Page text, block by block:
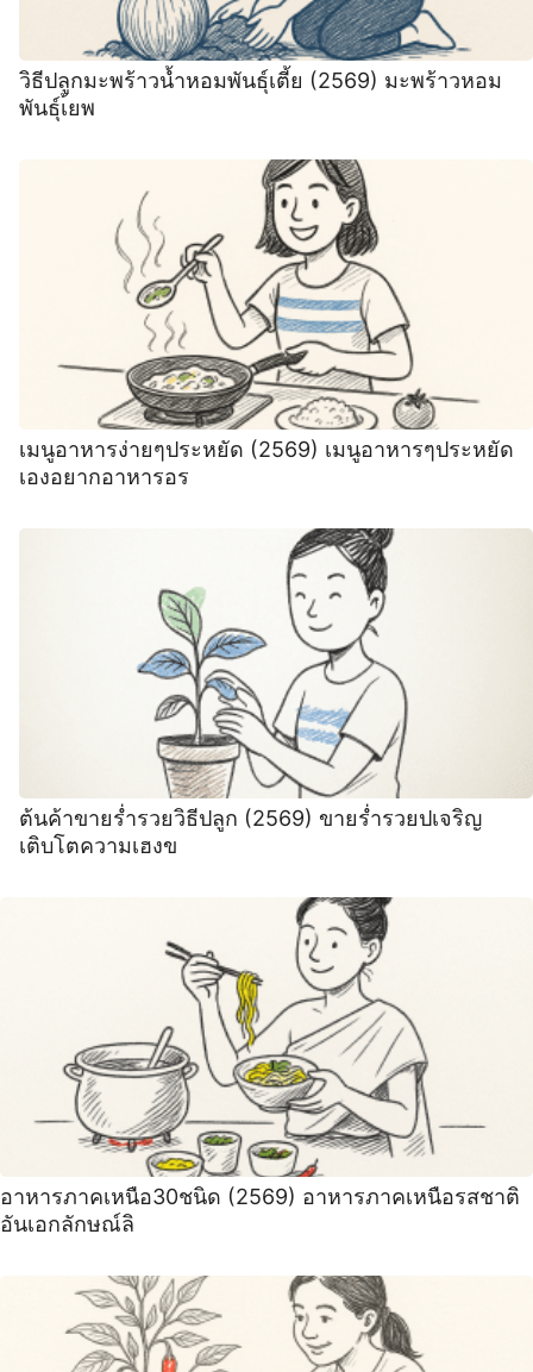
วิธีปลูกมะพร้าวน้ำหอมพันธุ์เตี้ย (2569) มะพร้าวหอม
พันธุ์เ้ยพ
เมนูอาหารง่ายๆประหยัด (2569) เมนูอาหารๆประหยัด
เองอยากอาหารอร
ต้นค้าขายร่ำรวยวิธีปลูก (2569) ขายร่ำรวยปเจริญ
เติบโตความเฮงข
อาหารภาคเหนือ30ชนิด (2569) อาหารภาคเหนือรสชาติ
อันเอกลักษณ์ลิ